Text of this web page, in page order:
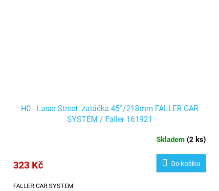
H0 - Laser-Street -zatáčka 45°/218mm FALLER CAR
SYSTÉM / Faller 161921
Skladem (2 ks)
323 Kč Do košíku
FALLER CAR SYSTEM